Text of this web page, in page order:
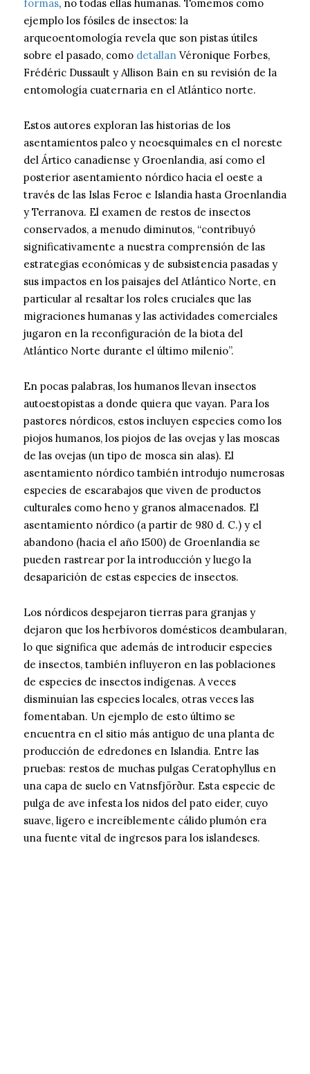
formas, no todas ellas humanas. Tomemos como
ejemplo los fósiles de insectos: la
arqueoentomología revela que son pistas útiles
sobre el pasado, como detallan Véronique Forbes,
Frédéric Dussault y Allison Bain en su revisión de la
entomología cuaternaria en el Atlántico norte.
Estos autores exploran las historias de los
asentamientos paleo y neoesquimales en el noreste
del Ártico canadiense y Groenlandia, así como el
posterior asentamiento nórdico hacia el oeste a
través de las Islas Feroe e Islandia hasta Groenlandia
y Terranova. El examen de restos de insectos
conservados, a menudo diminutos, “contribuyó
significativamente a nuestra comprensión de las
estrategias económicas y de subsistencia pasadas y
sus impactos en los paisajes del Atlántico Norte, en
particular al resaltar los roles cruciales que las
migraciones humanas y las actividades comerciales
jugaron en la reconfiguración de la biota del
Atlántico Norte durante el último milenio”.
En pocas palabras, los humanos llevan insectos
autoestopistas a donde quiera que vayan. Para los
pastores nórdicos, estos incluyen especies como los
piojos humanos, los piojos de las ovejas y las moscas
de las ovejas (un tipo de mosca sin alas). El
asentamiento nórdico también introdujo numerosas
especies de escarabajos que viven de productos
culturales como heno y granos almacenados. El
asentamiento nórdico (a partir de 980 d. C.) y el
abandono (hacia el año 1500) de Groenlandia se
pueden rastrear por la introducción y luego la
desaparición de estas especies de insectos.
Los nórdicos despejaron tierras para granjas y
dejaron que los herbívoros domésticos deambularan,
lo que significa que además de introducir especies
de insectos, también influyeron en las poblaciones
de especies de insectos indígenas. A veces
disminuían las especies locales, otras veces las
fomentaban. Un ejemplo de esto último se
encuentra en el sitio más antiguo de una planta de
producción de edredones en Islandia. Entre las
pruebas: restos de muchas pulgas Ceratophyllus en
una capa de suelo en Vatnsfjörður. Esta especie de
pulga de ave infesta los nidos del pato eider, cuyo
suave, ligero e increíblemente cálido plumón era
una fuente vital de ingresos para los islandeses.